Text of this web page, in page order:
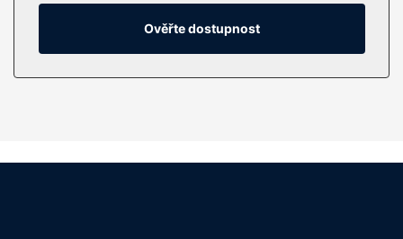
spojení se světem a televize, která nabízí digitální kanály,
dobrou zábavu. K vybavení koupelen patří toaletní
potřeby zdarma a vysoušeč vlasů.
Vybavení nemovitosti
fitness a wellness centrum s nepřetržitým provozem a
Ověřte dostupnost